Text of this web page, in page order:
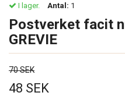
I lager. Antal: 1
Postverket facit
GREVIE
70 SEK
48 SEK